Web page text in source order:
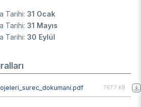
Tarihi: 31 Ocak
Tarihi: 31 Mayıs
Tarihi: 30 Eylül
767.7 KB